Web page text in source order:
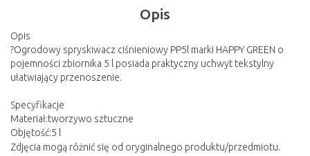
Opis
Opis
?Ogrodowy spryskiwacz ciśnieniowy PP5l marki HAPPY GREEN o
pojemności zbiornika 5 l posiada praktyczny uchwyt tekstylny
ułatwiający przenoszenie.
Specyfikacje
Materiał:tworzywo sztuczne
Objętość:5 l
Zdjęcia mogą różnić się od oryginalnego produktu/przedmiotu.